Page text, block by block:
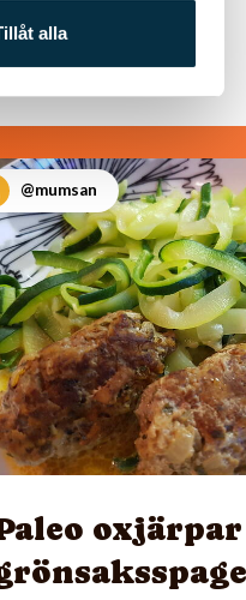
alla
@mumsan
oxjärpar